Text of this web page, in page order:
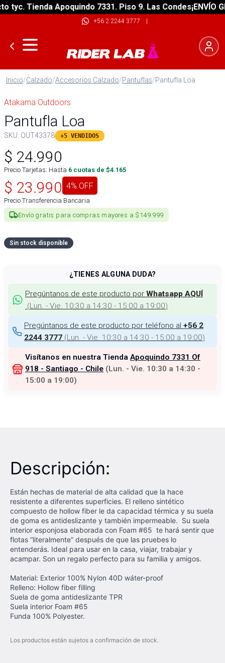
Tienda Apoquindo 7331. Piso 9. Las Condes¡ENVÍO
+56 2 2244 3777 |
Inicio/Calzado/Accesorios Calzado/Pantuflas/Pantufla Loa
Atakama Outdoors
Pantufla Loa
SKU: OUT43378 +5 VENDIDOS
$ 24.990
Precio Tarjetas: Hasta 6 cuotas de $4.165
$ 23.990 4% OFF
Precio Transferencia Bancaria
Envío gratis para compras mayores a $149.999
Sin stock disponible
¿TIENES ALGUNA DUDA?
Pregúntanos de este producto por Whatsapp AQUÍ
(Lun. - Vie. 10:30 a 14:30 - 15:00 a 19:00)
Pregúntanos de este producto por teléfono al +56 2
2244 3777 (Lun. - Vie. 10:30 a 14:30 - 15:00 a 19:00)
Visítanos en nuestra Tienda Apoquindo 7331 Of
918 - Santiago - Chile (Lun. - Vie. 10:30 a 14:30 -
15:00 a 19:00)
Descripción:
Están hechas de material de alta calidad que la hace
resistente a diferentes superficies. El relleno sintético
compuesto de hollow fiber le da capacidad térmica y su suela
de goma es antideslizante y también impermeable. Su suela
interior esponjosa elaborada con Foam #65 te hará sentir que
flotas “literalmente” después de que las pruebes lo
entenderás. Ideal para usar en la casa, viajar, trabajar y
acampar. Son un regalo perfecto para su familia y amigos.
Material: Exterior 100% Nylon 40D wáter-proof
Relleno: Hollow fiber filling
Suela de goma antideslizante TPR
Suela interior Foam #65
Funda 100% Polyester.
Los productos están sujetos a confirmación de stock.